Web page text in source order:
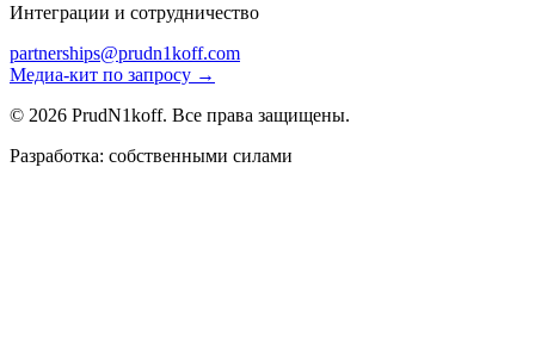
Интеграции и сотрудничество
partnerships@prudn1koff.com
Медиа-кит по запросу →
© 2026 PrudN1koff. Все права защищены.
Разработка: собственными силами